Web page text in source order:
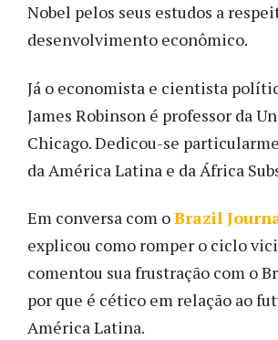
Nobel pelos seus estudos a
desenvolvimento econômico.
Já o economista e cientista
James Robinson é professor da
Chicago. Dedicou-se
da América Latina e da África
Em conversa com oBrazil
explicou como romper o ciclo
comentou sua frustração com o
por que é cético em relação ao
América Latina.